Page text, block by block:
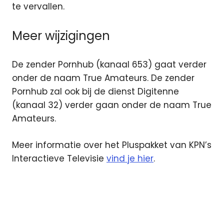
te vervallen.
Meer wijzigingen
De zender Pornhub (kanaal 653) gaat verder
onder de naam True Amateurs. De zender
Pornhub zal ook bij de dienst Digitenne
(kanaal 32) verder gaan onder de naam True
Amateurs.
Meer informatie over het Pluspakket van KPN’s
Interactieve Televisie vind je hier.